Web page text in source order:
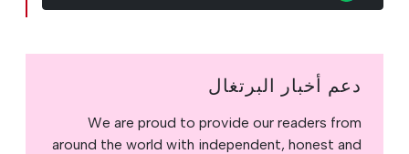
دعم أخبار البرتغال
We are proud to provide our readers from
around the world with independent, honest and